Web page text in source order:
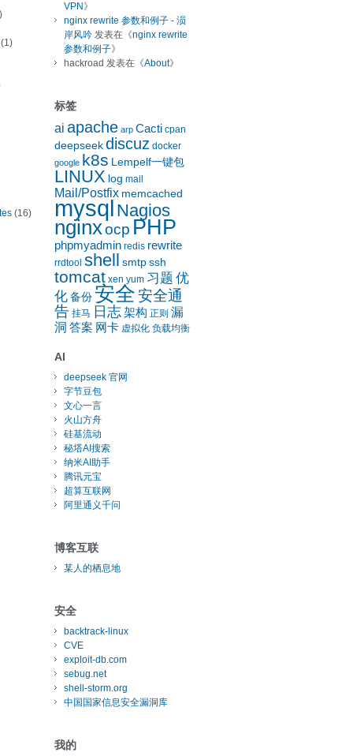
(16)
VPN 》
nginx rewrite 参数和例子 - 涢
岸风吟 发表在《nginx rewrite
参数和例子》
hackroad 发表在《About》
标签
ai apache arp Cacti cpan
deepseek discuz docker
google k8s Lempelf一键包
LINUX log mail
Mail/Postfix memcached
mysql Nagios
nginxocp PHP
phpmyadmin redis rewrite
rrdtool shell smtp ssh
tomcat xen yum 习题 优
化 备份 安全安全通
告 挂马 日志架构 正则 漏
洞 答案 网卡 虚拟化 负载均衡
AI
deepseek 官网
字节豆包
文心一言
火山方舟
硅基流动
秘塔AI搜索
纳米AI助手
腾讯元宝
超算互联网
阿里通义千问
博客互联
某人的栖息地
安全
backtrack-linux
CVE
exploit-db.com
sebug.net
shell-storm.org
中国国家信息安全漏洞库
我的